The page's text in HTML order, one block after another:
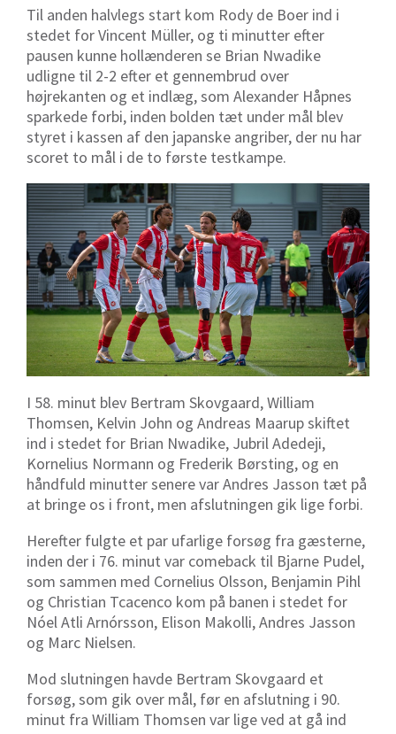
Til anden halvlegs start kom Rody de Boer ind i
stedet for Vincent Müller, og ti minutter efter
pausen kunne hollænderen se Brian Nwadike
udligne til 2-2 efter et gennembrud over
højrekanten og et indlæg, som Alexander Håpnes
sparkede forbi, inden bolden tæt under mål blev
styret i kassen af den japanske angriber, der nu har
scoret to mål i de to første testkampe.
I 58. minut blev Bertram Skovgaard, William
Thomsen, Kelvin John og Andreas Maarup skiftet
ind i stedet for Brian Nwadike, Jubril Adedeji,
Kornelius Normann og Frederik Børsting, og en
håndfuld minutter senere var Andres Jasson tæt på
at bringe os i front, men afslutningen gik lige forbi.
Herefter fulgte et par ufarlige forsøg fra gæsterne,
inden der i 76. minut var comeback til Bjarne Pudel,
som sammen med Cornelius Olsson, Benjamin Pihl
og Christian Tcacenco kom på banen i stedet for
Nóel Atli Arnórsson, Elison Makolli, Andres Jasson
og Marc Nielsen.
Mod slutningen havde Bertram Skovgaard et
forsøg, som gik over mål, før en afslutning i 90.
minut fra William Thomsen var lige ved at gå ind